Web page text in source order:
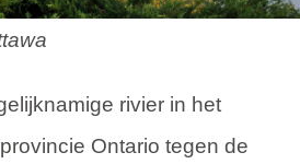
rivier in het
Ontario tegen de